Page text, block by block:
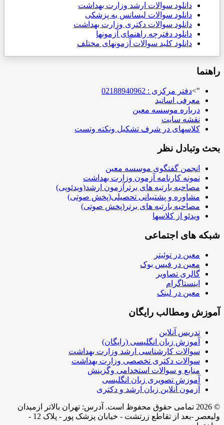
دانلود سوالات ارشد وزارت بهداشت
دانلود سوالات لیسانس به پزشکی
دانلود سوالات دکتری وزارت بهداشت
دانلود دفترچه راهنمای آزمونها
دانلود کلید سوالات آزمونهای مختلف
راهنما
">دفتر مرکزی : 02188940962
معرفی اساتید
درباره موسسه معین
نقشه سایت
کلاسهای در شرف تشکیل ونکته وتست
بحث وتبادل نظر
انجمن گفتگوی موسسه معین
نمونه کارنامه آزمون وزارت بهداشت
مصاحبه بارتبه های برترآزمون ارشد(ویدئویی)
مشاوره و پشتیبانی تحصیلی(پخش صوتی)
مصاحبه بارتبه های برتر(پخش صوتی)
ویدئو از کلاسها
شبکه های اجتماعی
معین در توئیتر
معین در فیس بوک
گالری تصاویر
اینستاگرام
معین در لینک
آموزش ومطالب رایگان
تدریس آنلاین
آموزش زبان انگلیسی (رایگان)
سوالات کارشناسی ارشد وزارت بهداشت
سوالات دکتری تخصصی وزارت بهداشت
منابع و سوالات استخدامی وگزینش
آموزش تصویری زبان انگلیسی
آزمون آنلاین زبان ارشد و دکتری
© 2026 تمامی حقوق محفوظ است. آدرس:‌ تهران بالاتر ازمیدان
ولیعصر -بعد از تقاطع زرتشت - خیابان پزشک پور - پلاک 12 -